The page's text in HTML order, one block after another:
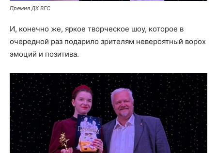
Премия ДК ВГС
И, конечно же, яркое творческое шоу, которое в
очередной раз подарило зрителям невероятный ворох
эмоций и позитива.